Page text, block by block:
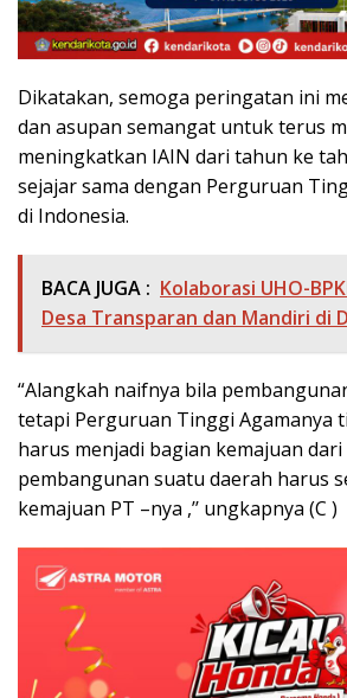
Dikatakan, semoga peringatan ini
dan asupan semangat untuk terus
meningkatkan IAIN dari tahun ke
sejajar sama dengan Perguruan
di Indonesia.
BACA JUGA : Kolaborasi UHO-
Desa Transparan dan Mandiri di
“Alangkah naifnya bila
tetapi Perguruan Tinggi Agamanya
harus menjadi bagian kemajuan dari
pembangunan suatu daerah harus
kemajuan PT –nya ,’’ ungkapnya (C )